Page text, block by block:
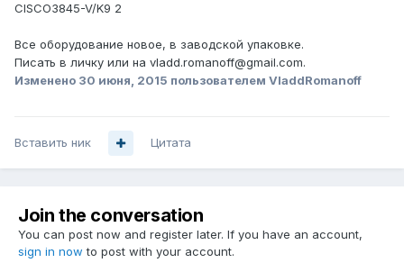
CISCO3845-V/K9 2
Все оборудование новое, в заводской упаковке.
Писать в личку или на vladd.romanoff@gmail.com.
Изменено 30 июня, 2015 пользователем VladdRomanoff
Вставить ник Цитата
Join the conversation
You can post now and register later. If you have an account,
sign in now to post with your account.